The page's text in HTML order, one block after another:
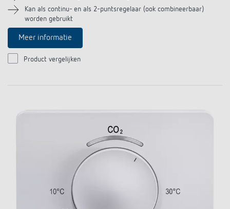
Kan als continu- en als 2-puntsregelaar (ook combineerbaar)
worden gebruikt
Meer informatie
Product vergelijken